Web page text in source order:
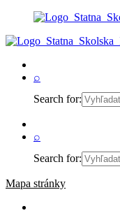
⌕
Search for:
⌕
Search for:
Mapa stránky